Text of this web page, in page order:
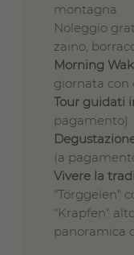
montagna
Noleggio
zaino,
Morning
giornata con
Tour guidati
pagamento)
(a
Vivere la
"Törggelen"
"Krapfen"
panoramica